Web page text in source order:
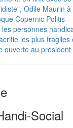
Odile Maurin
Copernic Politis
personnes
les plus fragiles
ouverte au président
Social